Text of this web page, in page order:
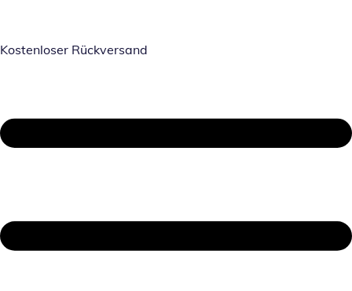
Kostenloser Rückversand